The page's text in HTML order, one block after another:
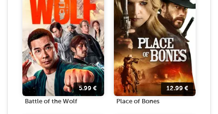
5.99 €
Battle of the Wolf
12.99 €
Place of Bones